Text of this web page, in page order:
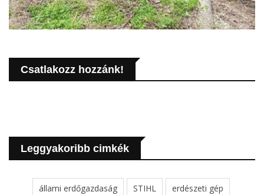
Csatlakozz hozzánk!
Leggyakoribb cimkék
állami erdőgazdaság STIHL erdészeti gép